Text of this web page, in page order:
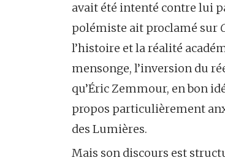
avait été intenté contre lui
polémiste ait proclamé sur
l’histoire et la réalité
mensonge, l’inversion du
qu’Éric Zemmour, en bon
propos particulièrement
des Lumières.
Mais son discours est